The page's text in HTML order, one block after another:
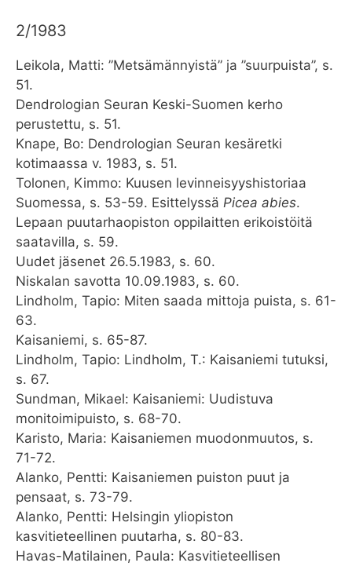
2/1983
Leikola, Matti: ”Metsämännyistä” ja ”suurpuista”, s.
51.
Dendrologian Seuran Keski-Suomen kerho
perustettu, s. 51.
Knape, Bo: Dendrologian Seuran kesäretki
kotimaassa v. 1983, s. 51.
Tolonen, Kimmo: Kuusen levinneisyyshistoriaa
Suomessa, s. 53-59. Esittelyssä Picea abies.
Lepaan puutarhaopiston oppilaitten erikoistöitä
saatavilla, s. 59.
Uudet jäsenet 26.5.1983, s. 60.
Niskalan savotta 10.09.1983, s. 60.
Lindholm, Tapio: Miten saada mittoja puista, s. 61-
63.
Kaisaniemi, s. 65-87.
Lindholm, Tapio: Lindholm, T.: Kaisaniemi tutuksi,
s. 67.
Sundman, Mikael: Kaisaniemi: Uudistuva
monitoimipuisto, s. 68-70.
Karisto, Maria: Kaisaniemen muodonmuutos, s.
71-72.
Alanko, Pentti: Kaisaniemen puiston puut ja
pensaat, s. 73-79.
Alanko, Pentti: Helsingin yliopiston
kasvitieteellinen puutarha, s. 80-83.
Havas-Matilainen, Paula: Kasvitieteellisen